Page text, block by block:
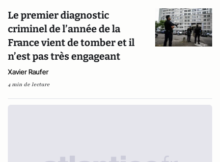
Le premier diagnostic
criminel de l’année de la
France vient de tomber et il
n’est pas très engageant
Xavier Raufer
4 min de lecture